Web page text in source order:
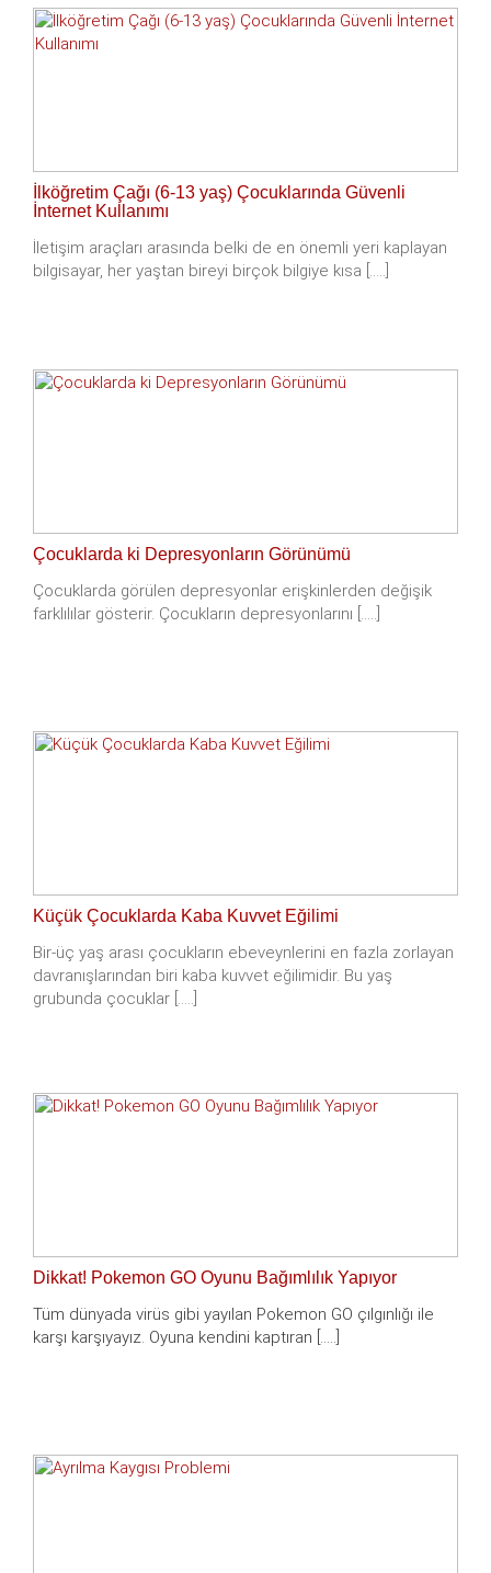
İlköğretim Çağı (6-13 yaş) Çocuklarında Güvenli
İnternet Kullanımı
İletişim araçları arasında belki de en önemli yeri kaplayan
bilgisayar, her yaştan bireyi birçok bilgiye kısa [.....]
Çocuklarda ki Depresyonların Görünümü
Çocuklarda görülen depresyonlar erişkinlerden değişik
farklılılar gösterir. Çocukların depresyonlarını [.....]
Küçük Çocuklarda Kaba Kuvvet Eğilimi
Bir-üç yaş arası çocukların ebeveynlerini en fazla zorlayan
davranışlarından biri kaba kuvvet eğilimidir. Bu yaş
grubunda çocuklar [.....]
Dikkat! Pokemon GO Oyunu Bağımlılık Yapıyor
Tüm dünyada virüs gibi yayılan Pokemon GO çılgınlığı ile
karşı karşıyayız. Oyuna kendini kaptıran [.....]